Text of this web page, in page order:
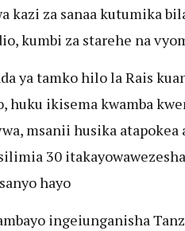
kazi za sanaa kutumika
kumbi za starehe na
ya tamko hilo la Rais
huku ikisema kwamba
msanii husika
30
hayo
ingeiunganisha